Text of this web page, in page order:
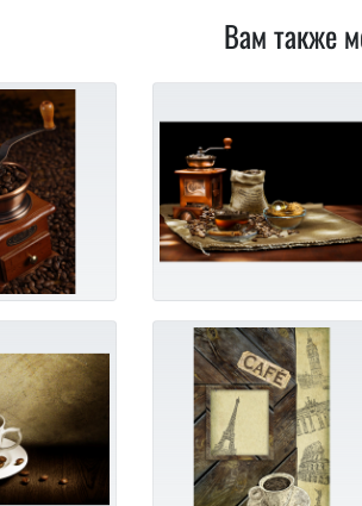
Вам также